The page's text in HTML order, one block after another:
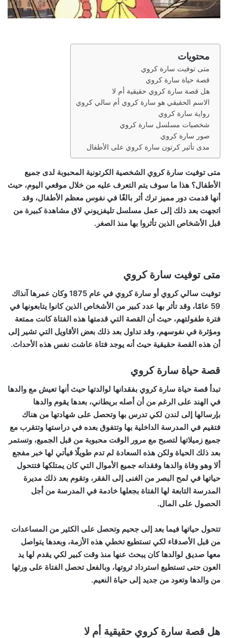
محتويات
متى توفيت سارة كروي
قصة حياة سارة كروي
هل قصة سارة كروي حقيقية أم لا
الاسم الحقيقي هو سارة كروي أم سالي كروي
رواية سارة كروي
شخصيات مسلسل سارة كروي
صور سارة كروي
مدى تأثير كرتون سارة كروي على الأطفال
متى توفيت سارة كروي الشخصية الكرتونية المحبوبة لدى جميع
الأطفال؟ هذا ما سوف يتم التعرف عليه من خلال موقعي اليوم، حيث
أنها قدمت دور مميز ترك أثر بالغًا في نفوس معظم الأطفال، وقد
اتجهت بعد ذلك إلى عمل مسلسل تليفزيوني لاق مشاهدة كبيرة من
قبل الأشخاص الذين تأثروا بها منذ الصغر.
متى توفيت سارة كروي
توفيت سالي كروي أو سارة كروي في عام 1875
وكان عمرها آنذاك
59 عامًا، وقد تأثر بها عدد كبير من الأشخاص الذين كانوا يتابعونها في
فترة طفولتهم، حيث أن القصة التي قدمتها هذه الفتاة كانت ممتعة
ومؤثرة في نفوسهم، وقد تداول بعد ذلك بعض الأقاويل التي تشير إلى
أن هذه القصة حقيقية حيث أنه يوجد فتاة عاشت نفس هذه الأحداث.
قصة حياة سارة كروي
تبدأ قصة حياة سارة كروي بفقدانها لوالدتها حيث أنها تعيش مع والدها
في الهند على الرغم من أن أصله بريطاني، بعدها يقوم والدها
بإرسالها إلى لندن لكي تدرس بها وتحصل على شهادتها من هناك
فتقيم في المدرسة الداخلية بها وتتفوق بعده في دراستها وتتقرب مع
جميع زميلاتها لتصبح مع مرور الوقت محبوبة من قبل الجميع، وتستمر
بعد ذلك الحياة ولكن هذه السعادة لم تدم طويلًا فيأتي لها خبر مفجع
ألا وهو وفاة والدها وفقدانه جميع الأموال التي كان يمتلكها فتتحول
حياتها في لمح البصر من الغنى إلى الفقر، وتقوم بعد ذلك مديرة
المدرسة التابعة لها الفتاة بجعلها خادمة في المدرسة من أجل
الحصول على المال.
تتحول حياتها فيما بعد إلى جحيم وتحصل على الكثير من المساعدات
من قبل الأصدقاء لكي تستطيع تخطي هذه الأزمة، وبعدها يتواصل
معها صديق لوالدها كان يبحث عنها منذ وقت كبير لكي يقدم لها يد
العون حتى تستطيع استرداد ثروتها، وبالفعل تحصل الفتاة على ورثها
من والدها وتعود من جديد إلى حياة النعيم.
هل قصة سارة كروي حقيقية أم لا